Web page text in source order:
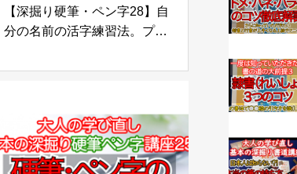
【深掘り硬筆・ペン字28】自
分の名前の活字練習法。プラ
イコールでは必ずしもありま